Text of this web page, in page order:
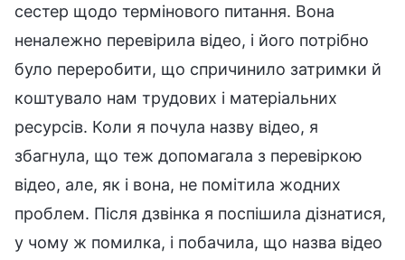
сестер щодо термінового питання. Вона
неналежно перевірила відео, і його потрібно
було переробити, що спричинило затримки й
коштувало нам трудових і матеріальних
ресурсів. Коли я почула назву відео, я
збагнула, що теж допомагала з перевіркою
відео, але, як і вона, не помітила жодних
проблем. Після дзвінка я поспішила дізнатися,
у чому ж помилка, і побачила, що назва відео